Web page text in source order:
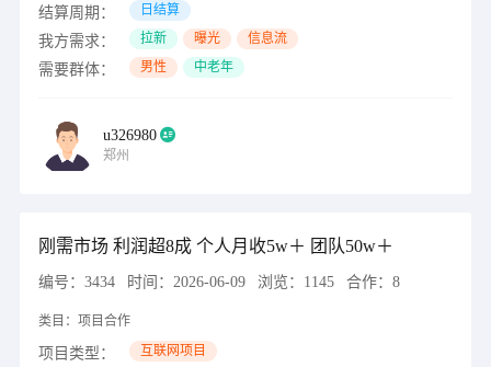
结算周期： 日结算
我方需求： 拉新 曝光 信息流
需要群体： 男性 中老年
u326980
郑州
刚需市场 利润超8成 个人月收5w＋ 团队50w＋
编号： 3434 时间： 2026-06-09 浏览： 1145 合作： 8
类目： 项目合作
项目类型： 互联网项目